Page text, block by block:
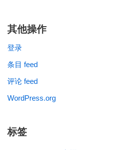
其他操作
登录
条目 feed
评论 feed
WordPress.org
标签